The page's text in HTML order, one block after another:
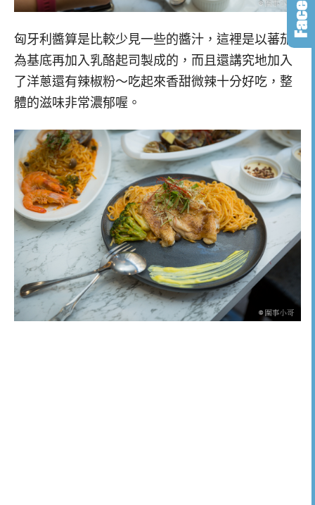
匈牙利醬算是比較少見一些的醬汁，這裡是以蕃茄
為基底再加入乳酪起司製成的，而且還講究地加入
了洋蔥還有辣椒粉～吃起來香甜微辣十分好吃，整
體的滋味非常濃郁喔。